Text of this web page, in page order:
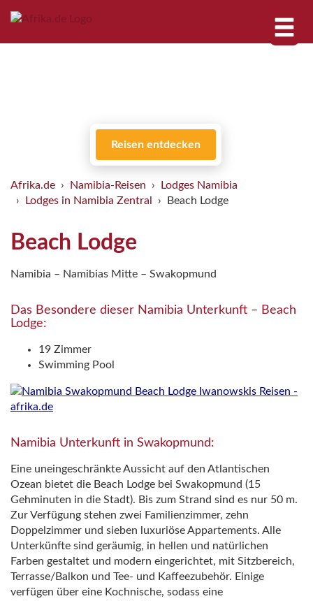
Reisen entdecken
Afrika.de Namibia-Reisen
Lodges Namibia
Lodges in Namibia Zentral
Beach Lodge
Beach Lodge
Namibia – Namibias Mitte – Swakopmund
Das Besondere dieser Namibia Unterkunft – Beach
Lodge:
19 Zimmer
Swimming Pool
Namibia Unterkunft in Swakopmund:
Eine uneingeschränkte Aussicht auf den Atlantischen
Ozean bietet die Beach Lodge bei Swakopmund (15
Gehminuten in die Stadt). Bis zum Strand sind es nur 50 m.
Zur Verfügung stehen zwei Familienzimmer, zehn
Doppelzimmer und sieben luxuriöse Appartements. Alle
Unterkünfte sind geräumig, in hellen und natürlichen
Farben gestaltet und modern eingerichtet, mit Sitzbereich,
Terrasse/Balkon und Tee- und Kaffeezubehör. Einige
verfügen über eine Kochnische, sodass eine